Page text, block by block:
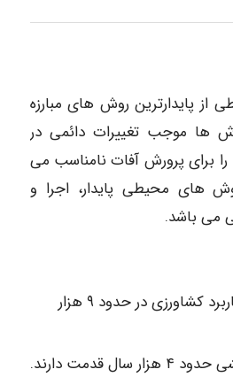
پایدارترین روش های مبارزه
ها موجب تغییرات دائمی در
برای پرورش آفات نامناسب می
های محیطی پایدار، اجرا و
می باشد.
زهکشی در زمینه و کاربرد کشاورزی در حدود ۹ هزار
قدمت دارند.